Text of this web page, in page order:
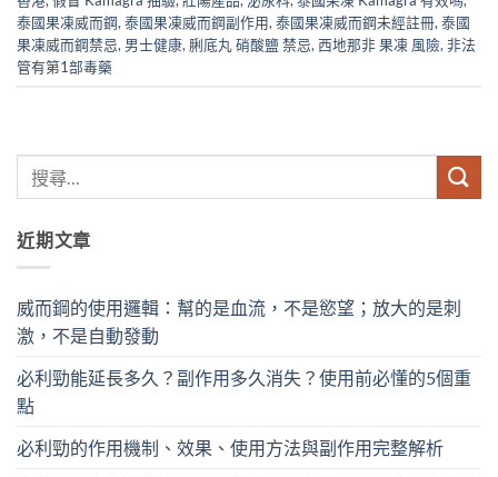
泰國果凍威而鋼, 泰國果凍威而鋼副作用, 泰國果凍威而鋼未經註冊, 泰國
果凍威而鋼禁忌, 男士健康, 脷底丸 硝酸鹽 禁忌, 西地那非 果凍 風險, 非法
管有第1部毒藥
近期文章
威而鋼的使用邏輯：幫的是血流，不是慾望；放大的是刺
激，不是自動發動
必利勁能延長多久？副作用多久消失？使用前必懂的5個重
點
必利勁的作用機制、效果、使用方法與副作用完整解析